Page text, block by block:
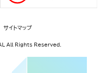
サイトマップ
All Rights Reserved.